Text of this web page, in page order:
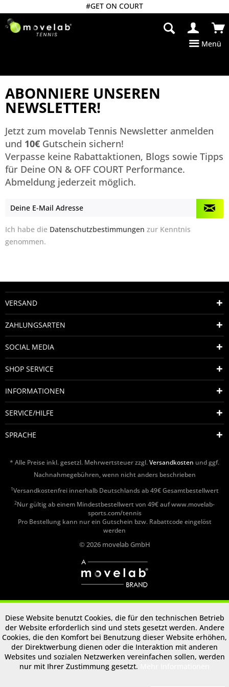
#GET ON COURT
Menü
ABONNIERE UNSEREN
NEWSLETTER!
Jetzt zum movelab Tennis Newsletter anmelden
und 10€ Gutschein sichern!
Verpasse keine Rabattaktionen, Blogs sowie Tipps
für Deine ON & OFF COURT Performance.
Abmeldung jederzeit möglich.
Ich habe die Datenschutzbestimmungen zur Kenntnis
genommen.
VERSAND
ZAHLUNGSARTEN
SOCIAL MEDIA
SHOP SERVICE
INFORMATIONEN
SERVICE/HILFE
SPRACHE
* Alle Preise inkl. gesetzl. Mehrwertsteuer zzgl.Versandkosten und ggf.
Nachnahmegebühren, wenn nicht anders beschrieben
1Versandkostenfrei innerhalb Deutschlands ab 49€ Gesamtbestellwert
2Nur gültig ab einem Mindestbestellwert von 49€ auf www.movelab-
sports.com/tennis
Pro Bestellung kann nur ein Gutschein bzw. Rabattcode eingelöst
werden
© 2026 movelab GmbH
Diese Website benutzt Cookies, die für den technischen Betrieb
der Website erforderlich sind und stets gesetzt werden. Andere
Cookies, die den Komfort bei Benutzung dieser Website erhöhen,
der Direktwerbung dienen oder die Interaktion mit anderen
Websites und sozialen Netzwerken vereinfachen sollen, werden
nur mit Ihrer Zustimmung gesetzt.